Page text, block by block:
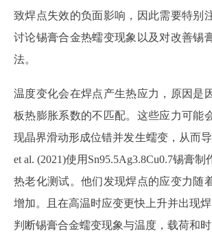
致焊点失效的负面影响，因此需要特别
讨论锡膏合金热蠕变现象以及对改善锡
法。
温度变化会在焊点产生热应力，原因是
板热膨胀系数的不匹配。这些应力可能
现晶界滑动形成位错并发生蠕变，从而导
et al. (2021)使用Sn95.5Ag3.8Cu0.7锡膏
热老化测试。他们发现焊点的应变力随
增加。且在高温时应变更快上升并出现
判断锡膏合金蠕变现象与温度，载荷和时